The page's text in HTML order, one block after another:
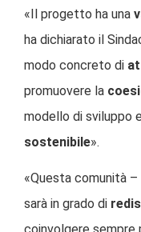
«Il progetto ha una
ha dichiarato il
modo concreto di
promuovere la
modello di sviluppo
sostenibile».
«Questa comunità –
sarà in grado di